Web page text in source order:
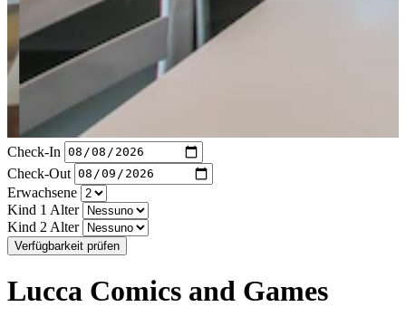
Check-In
Check-Out
Erwachsene
Kind 1 Alter
Kind 2 Alter
Verfügbarkeit prüfen
Lucca Comics and Games